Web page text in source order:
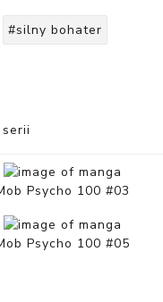
#silny bohater
Psycho 100 #03
Psycho 100 #05